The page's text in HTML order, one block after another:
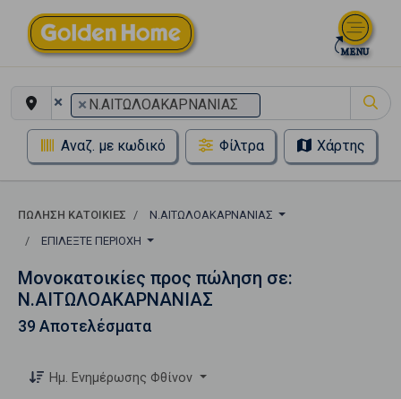
× × Ν.ΑΙΤΩΛΟΑΚΑΡΝΑΝΙΑΣ
Αναζ. με κωδικό Φίλτρα Χάρτης
ΠΏΛΗΣΗ ΚΑΤΟΙΚΊΕΣ
Ν.ΑΙΤΩΛΟΑΚΑΡΝΑΝΙΑΣ
ΕΠΙΛΈΞΤΕ ΠΕΡΙΟΧΉ
Μονοκατοικίες προς πώληση σε:
Ν.ΑΙΤΩΛΟΑΚΑΡΝΑΝΙΑΣ
39 Αποτελέσματα
Ημ. Ενημέρωσης Φθίνον